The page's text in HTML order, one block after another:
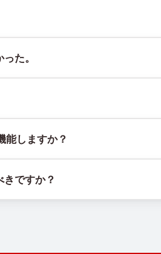
た。
お試しください：
能しますか？
ます。
ですか？